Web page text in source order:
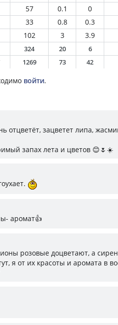
57 0.1 0
33 0.8 0.3
102 3 3.9
324 20 6
1269 73 42
войти.
отцветёт, зацветет липа,
запах лета и цветов 😊🌷☀️
аромат👍
розовые доцветают, а
я от их красоты и аромата в